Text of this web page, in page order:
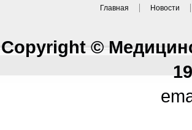
Главная Новости
Copyright ©